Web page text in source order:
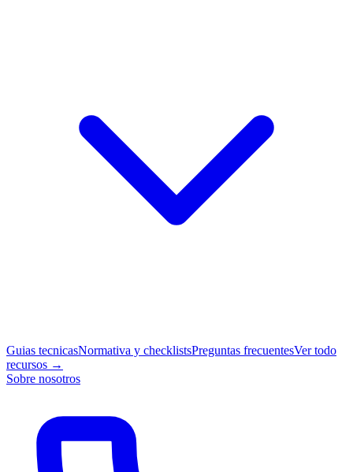
Guias tecnicasNormativa y checklistsPreguntas frecuentesVer todo
recursos →
Sobre nosotros